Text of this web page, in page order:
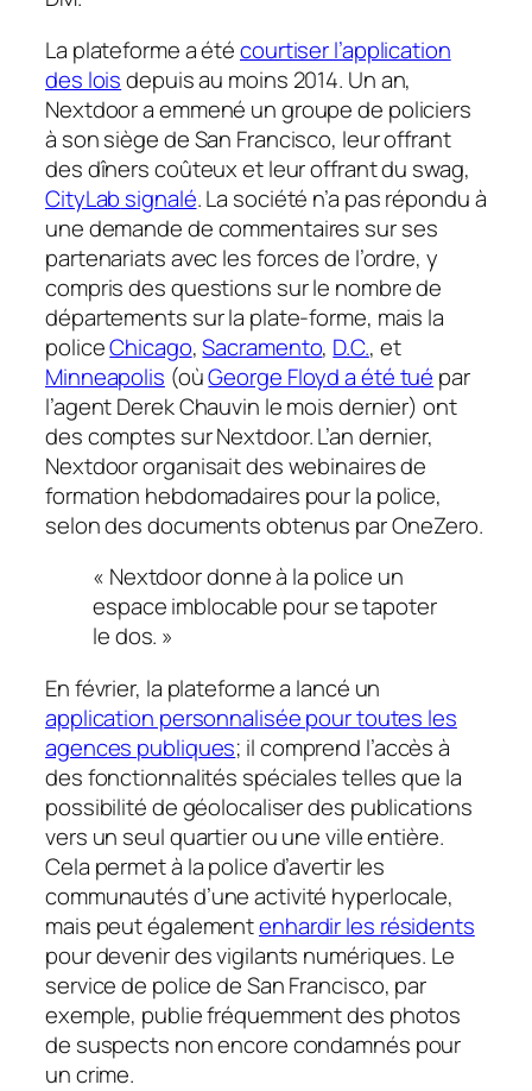
La plateforme a étécourtiser l’application
des loisdepuis au moins 2014. Un an,
Nextdoor a emmené un groupe de policiers
à son siège de San Francisco, leur offrant
des dîners coûteux et leur offrant du swag,
CityLab signalé. La société n’a pas répondu à
une demande de commentaires sur ses
partenariats avec les forces de l’ordre, y
compris des questions sur le nombre de
départements sur la plate-forme, mais la
policeChicago,Sacramento, D.C., et
Minneapolis (oùGeorge Floyd a été tué par
l’agent Derek Chauvin le mois dernier) ont
des comptes sur Nextdoor. L’an dernier,
Nextdoor organisait des webinaires de
formation hebdomadaires pour la police,
selon des documents obtenus parOneZero.
« Nextdoor donne à la police un
espace imblocable pour se tapoter
le dos. »
En février, la plateforme a lancé un
application personnalisée pour toutes les
agences publiques; il comprend l’accès à
des fonctionnalités spéciales telles que la
possibilité de géolocaliser des publications
vers un seul quartier ou une ville entière.
Cela permet à la police d’avertir les
communautés d’une activité hyperlocale,
mais peut égalementenhardir les résidents
pour devenir des vigilants numériques. Le
service de police de San Francisco, par
exemple, publie fréquemment des photos
de suspects non encore condamnés pour
un crime.